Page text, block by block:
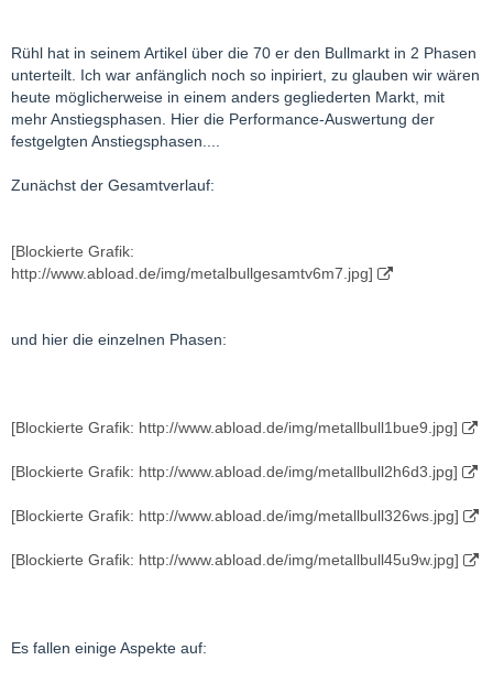
Rühl hat in seinem Artikel über die 70 er den Bullmarkt in 2 Phasen
unterteilt. Ich war anfänglich noch so inpiriert, zu glauben wir wären
heute möglicherweise in einem anders gegliederten Markt, mit
mehr Anstiegsphasen. Hier die Performance-Auswertung der
festgelgten Anstiegsphasen....
Zunächst der Gesamtverlauf:
[Blockierte Grafik:
http://www.abload.de/img/metalbullgesamtv6m7.jpg]
und hier die einzelnen Phasen:
[Blockierte Grafik: http://www.abload.de/img/metallbull1bue9.jpg]
[Blockierte Grafik: http://www.abload.de/img/metallbull2h6d3.jpg]
[Blockierte Grafik: http://www.abload.de/img/metallbull326ws.jpg]
[Blockierte Grafik: http://www.abload.de/img/metallbull45u9w.jpg]
Es fallen einige Aspekte auf: